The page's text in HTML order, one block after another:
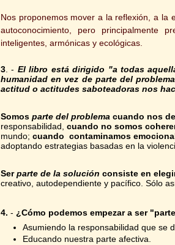
Nos proponemos mover a la reflexión, a la
autoconocimiento, pero principalmente
inteligentes, armónicas y ecológicas.
3 . - El libro está dirigido "a todas
humanidad en vez de parte del
actitud o actitudes saboteadoras nos
Somos parte del problema cuando nos
responsabilidad, cuando no somos
mundo; cuando contaminamos
adoptando estrategias basadas en la
Serparte de la solución consiste en
creativo, autodependiente y pacífico. Sólo
4. - ¿Cómo podemos empezar a ser
Asumiendo la responsabilidad que se
Educando nuestra parte afectiva.